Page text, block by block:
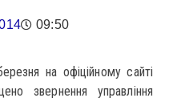
09:50
на офіційному сайті
звернення управління